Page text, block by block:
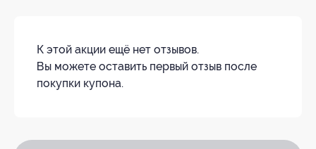
К этой акции ещё нет отзывов.
Вы можете оставить первый отзыв после
покупки купона.